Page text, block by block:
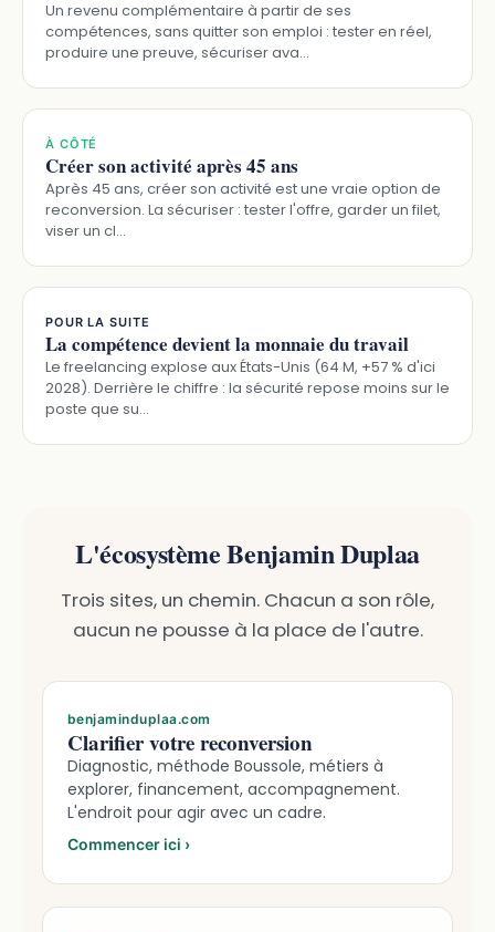
Un revenu complémentaire à partir de ses
compétences, sans quitter son emploi : tester en réel,
produire une preuve, sécuriser ava…
À CÔTÉ
Créer son activité après 45 ans
Après 45 ans, créer son activité est une vraie option de
reconversion. La sécuriser : tester l'offre, garder un filet,
viser un cl…
POUR LA SUITE
La compétence devient la monnaie du travail
Le freelancing explose aux États-Unis (64 M, +57 % d'ici
2028). Derrière le chiffre : la sécurité repose moins sur le
poste que su…
L'écosystème Benjamin Duplaa
Trois sites, un chemin. Chacun a son rôle,
aucun ne pousse à la place de l'autre.
benjaminduplaa.com
Clarifier votre reconversion
Diagnostic, méthode Boussole, métiers à
explorer, financement, accompagnement.
L'endroit pour agir avec un cadre.
Commencer ici ›